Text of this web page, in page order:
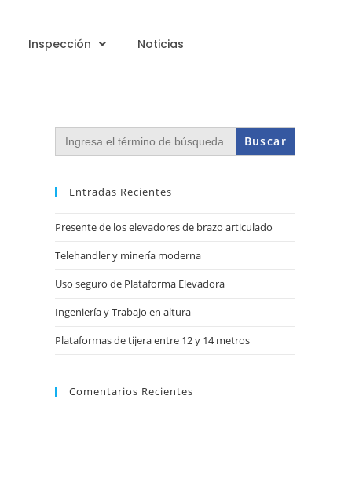
Inspección Noticias
Buscar:
Entradas Recientes
Presente de los elevadores de brazo articulado
Telehandler y minería moderna
Uso seguro de Plataforma Elevadora
Ingeniería y Trabajo en altura
Plataformas de tijera entre 12 y 14 metros
Comentarios Recientes